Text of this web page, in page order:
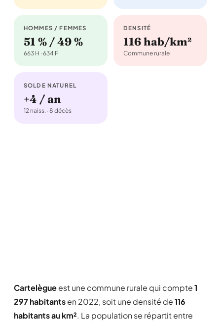
HOMMES / FEMMES
51 % / 49 %
663 H · 634 F
DENSITÉ
116 hab/km²
Commune rurale
SOLDE NATUREL
+4 / an
12 naiss. · 8 décès
Cartelègueest une commune rurale qui compte1
297 habitantsen 2022, soit une densité de116
habitants au km². La population se répartit entre